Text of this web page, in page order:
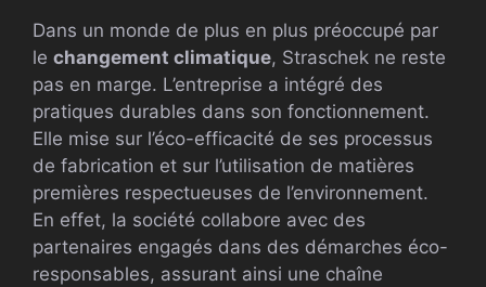
Dans un monde de plus en plus préoccupé par
le changement climatique, Straschek ne reste
pas en marge. L’entreprise a intégré des
pratiques durables dans son fonctionnement.
Elle mise sur l’éco-efficacité de ses processus
de fabrication et sur l’utilisation de matières
premières respectueuses de l’environnement.
En effet, la société collabore avec des
partenaires engagés dans des démarches éco-
responsables, assurant ainsi une chaîne